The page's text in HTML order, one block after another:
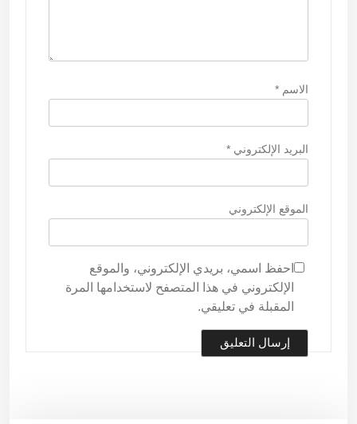
الاسم *
البريد الإلكتروني *
الموقع الإلكتروني
احفظ اسمي، بريدي الإلكتروني، والموقع
الإلكتروني في هذا المتصفح لاستخدامها المرة
المقبلة في تعليقي.